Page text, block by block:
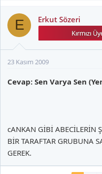
E Erkut Sözeri
23 Kasım 2009
Cevap: Sen Varya Sen
cANKAN GİBİ ABECİLERİN
BİR TARAFTAR GRUBUNA
GEREK.